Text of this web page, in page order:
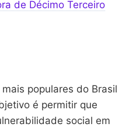
de Décimo Terceiro
populares do Brasil
é permitir que
social em